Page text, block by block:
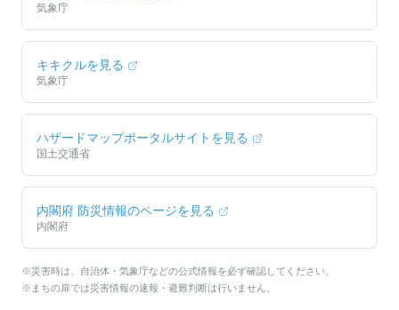
気象庁
キキクルを見る
気象庁
ハザードマップポータルサイトを見る
国土交通省
内閣府 防災情報のページを見る
内閣府
※災害時は、自治体・気象庁などの公式情報を必ず確認してください。
※まちの扉では災害情報の速報・避難判断は行いません。